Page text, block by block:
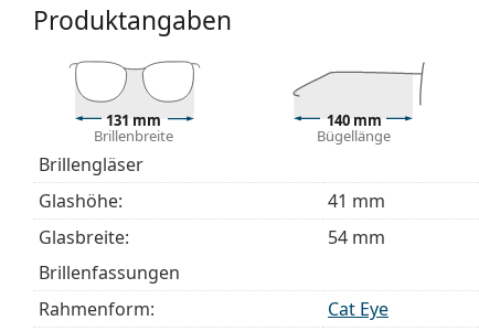
Wir liefern die Brille in ihrem Original-Etui. Die
Das mitgelieferte Tuch ist zum Reinigen und
einem Stoffbeutel anstelle eines Tuchs geliefert
Entdecken Sie das gesamte Sortiment derBrillen
,
unserenBrillen-Ratgeber
, wenn Sie Hilfe bei der
Es ist ein Medizinprodukt. Lesen Sie vor dem
Produktangaben
131 mm
Brillenbreite
140 mm
Bügellänge
Brillengläser
Glashöhe:
41 mm
Glasbreite:
54 mm
Brillenfassungen
Rahmenform:
Cat Eye